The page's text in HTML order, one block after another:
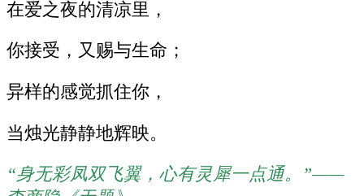
在爱之夜的清凉里，
你接受，又赐与生命；
异样的感觉抓住你，
当烛光静静地辉映。
“身无彩凤双飞翼，心有灵犀一点通。”——